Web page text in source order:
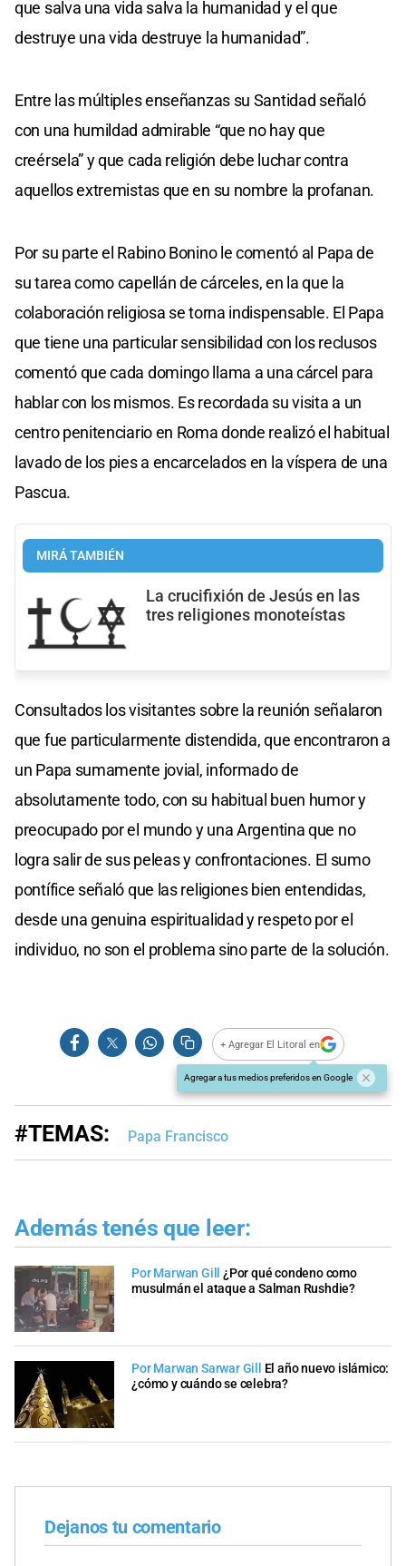
que salva una vida salva la humanidad y el que
destruye una vida destruye la humanidad”.
Entre las múltiples enseñanzas su Santidad señaló
con una humildad admirable “que no hay que
creérsela” y que cada religión debe luchar contra
aquellos extremistas que en su nombre la profanan.
Por su parte el Rabino Bonino le comentó al Papa de
su tarea como capellán de cárceles, en la que la
colaboración religiosa se torna indispensable. El Papa
que tiene una particular sensibilidad con los reclusos
comentó que cada domingo llama a una cárcel para
hablar con los mismos. Es recordada su visita a un
centro penitenciario en Roma donde realizó el habitual
lavado de los pies a encarcelados en la víspera de una
Pascua.
MIRÁ TAMBIÉN
La crucifixión de Jesús en las
tres religiones monoteístas
Consultados los visitantes sobre la reunión señalaron
que fue particularmente distendida, que encontraron a
un Papa sumamente jovial, informado de
absolutamente todo, con su habitual buen humor y
preocupado por el mundo y una Argentina que no
logra salir de sus peleas y confrontaciones. El sumo
pontífice señaló que las religiones bien entendidas,
desde una genuina espiritualidad y respeto por el
individuo, no son el problema sino parte de la solución.
+ Agregar El Litoral en
Agregar a tus medios preferidos en Google
#TEMAS: Papa Francisco
Además tenés que leer:
Por Marwan Gill
¿Por qué condeno como
musulmán el ataque a Salman Rushdie?
Por Marwan Sarwar Gill
El año nuevo islámico:
¿cómo y cuándo se celebra?
Dejanos tu comentario